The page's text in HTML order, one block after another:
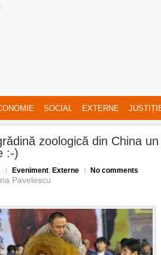
SOCIAL EXTERNE
zoologică din China
:-)
Eveniment, Externe No comments
Pavelescu